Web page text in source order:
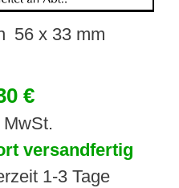
56 x 33 mm
€
MwSt.
versandfertig
1-3 Tage